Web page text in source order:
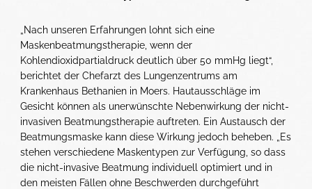
„Nach unseren Erfahrungen lohnt sich eine
Maskenbeatmungstherapie, wenn der
Kohlendioxidpartialdruck deutlich über 50 mmHg liegt“,
berichtet der Chefarzt des Lungenzentrums am
Krankenhaus Bethanien in Moers. Hautausschläge im
Gesicht können als unerwünschte Nebenwirkung der nicht-
invasiven Beatmungstherapie auftreten. Ein Austausch der
Beatmungsmaske kann diese Wirkung jedoch beheben. „Es
stehen verschiedene Maskentypen zur Verfügung, so dass
die nicht-invasive Beatmung individuell optimiert und in
den meisten Fällen ohne Beschwerden durchgeführt